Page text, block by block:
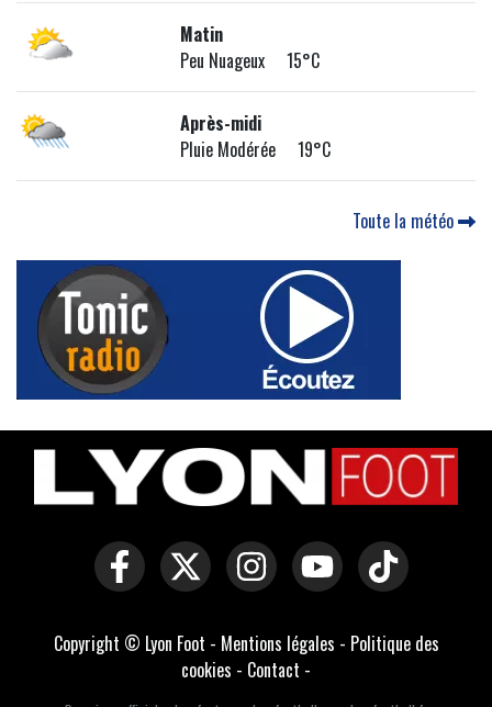
Matin
Peu Nuageux 15°C
Après-midi
Pluie Modérée 19°C
Toute la météo
Copyright © Lyon Foot - Mentions légales - Politique des
cookies - Contact -